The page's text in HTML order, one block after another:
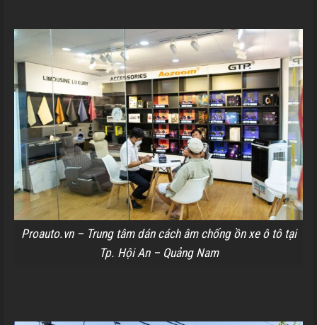
Proauto.vn – Trung tâm dán cách âm chống ồn xe ô tô tại
Tp. Hội An – Quảng Nam